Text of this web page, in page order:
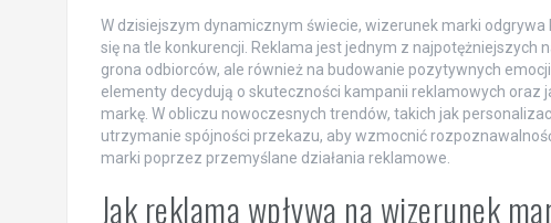
W dzisiejszym dynamicznym świecie, wizerunek marki
się na tle konkurencji. Reklama jest jednym z
grona odbiorców, ale również na budowanie pozytywnych
elementy decydują o skuteczności kampanii reklamowych
markę. W obliczu nowoczesnych trendów, takich jak
utrzymanie spójności przekazu, aby wzmocnić
marki poprzez przemyślane działania reklamowe.
Jak reklama wpływa na wizerunek